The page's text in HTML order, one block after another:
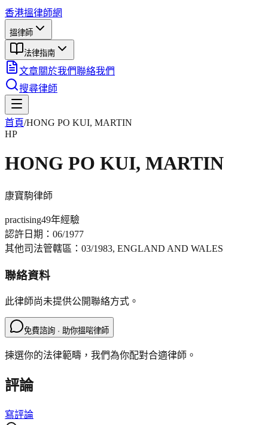
香港搵律師網
搵律師
法律指南
文章關於我們聯絡我們
搜尋律師
首頁/HONG PO KUI, MARTIN
HP
HONG PO KUI, MARTIN
康寶駒律師
practising49年經驗
認許日期： 06/1977
其他司法管轄區： 03/1983, ENGLAND AND WALES
聯絡資料
此律師尚未提供公開聯絡方式。
免費諮詢 · 助你搵啱律師
揀選你的法律範疇，我們為你配對合適律師。
評論
寫評論